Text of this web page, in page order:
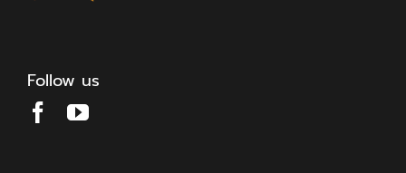
Follow us